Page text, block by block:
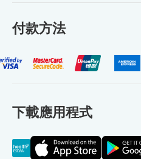
付款方法
下載應用程式